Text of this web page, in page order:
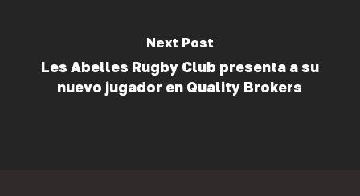
Next Post
Les Abelles Rugby Club presenta a su
nuevo jugador en Quality Brokers